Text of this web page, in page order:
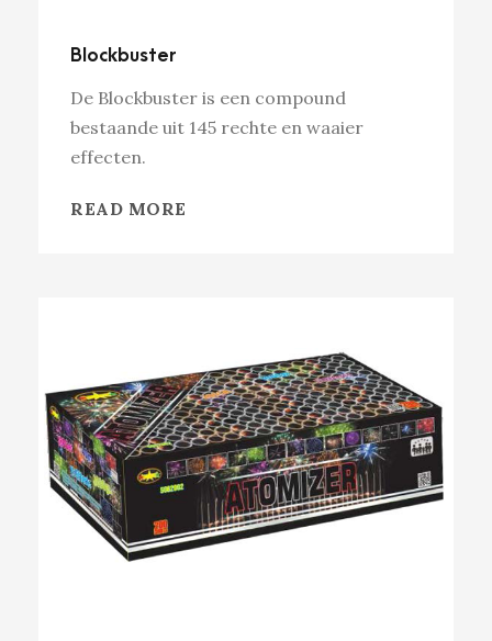
Blockbuster
De Blockbuster is een compound
bestaande uit 145 rechte en waaier
effecten.
READ MORE